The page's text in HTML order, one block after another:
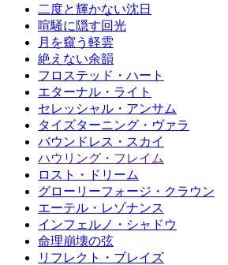
二度と輝かない沈日
喧騒に隠す回光
月を窺う軽雲
絶えない余韻
フロステッド・ハート
エターナル・ライト
セレッシャル・アンサム
タイズターニング・ヴァラ
バウンドレス・スカイ
ハウリング・フレイム
ロスト・ドリーム
グローリーフォージ・クラウン
エーテル・レゾナンス
インフェルノ・シャドウ
命理崩壊の弦
リフレクト・ブレイズ